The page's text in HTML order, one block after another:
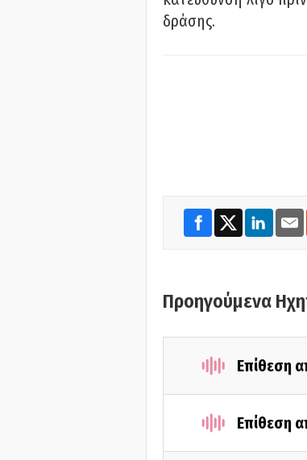
δράσης.
Προηγούμενα
Επίθεση
Επίθεση